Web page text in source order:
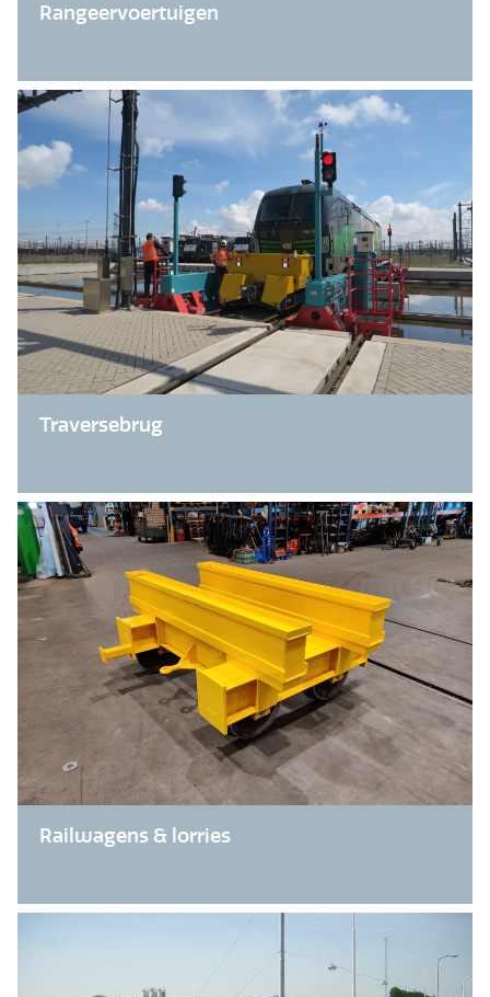
Rangeervoertuigen
Traversebrug
Railwagens & lorries